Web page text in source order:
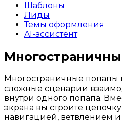
Шаблоны
Лиды
Темы оформления
AI-ассистент
Многостраничные попапы
сложные сценарии
внутри одного попапа.
экрана вы строите
навигацией, ветвлением